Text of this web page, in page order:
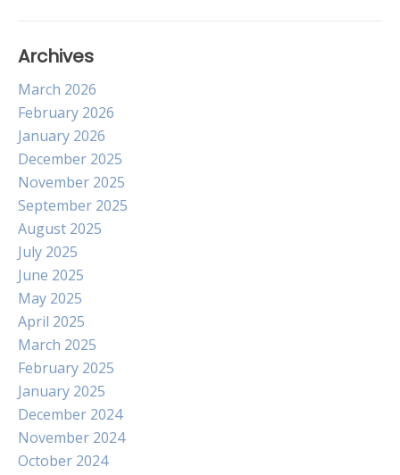
Archives
March 2026
February 2026
January 2026
December 2025
November 2025
September 2025
August 2025
July 2025
June 2025
May 2025
April 2025
March 2025
February 2025
January 2025
December 2024
November 2024
October 2024